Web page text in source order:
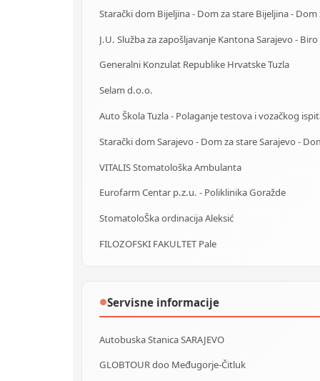
Generalni Konzulat Republike Hrvatske Tuzla
Selam d.o.o.
Auto Škola Tuzla - Polaganje testova i vozačkog
VITALIS Stomatološka Ambulanta
Eurofarm Centar p.z.u. - Poliklinika Goražde
StomatoloŠka ordinacija Aleksić
FILOZOFSKI FAKULTET Pale
●Servisne informacije
Autobuska Stanica SARAJEVO
GLOBTOUR doo Međugorje-Čitluk